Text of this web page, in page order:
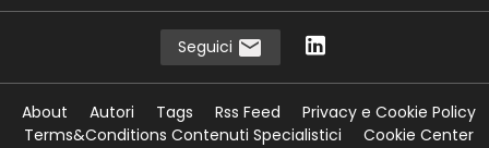
Seguici
About Autori Tags Rss Feed
Privacy e Cookie Policy
Terms&Conditions Contenuti Specialistici
Cookie Center